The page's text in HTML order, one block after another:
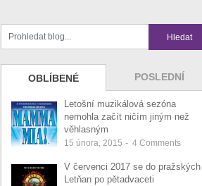
OBLÍBENÉ POSLEDNÍ
Letošní muzikálová sezóna
nemohla začít ničím jiným než
věhlasným
15 února, 2015 - 4 Comments
V červenci 2017 se do pražských
Letňan po pětadvaceti